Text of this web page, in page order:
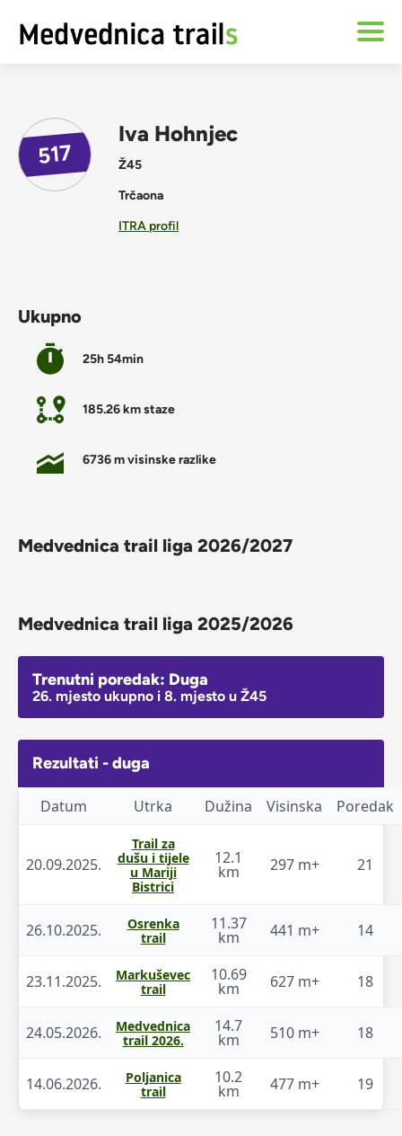
517
Iva Hohnjec
Ž45
Trčaona
ITRA profil
Ukupno
25h 54min
185.26 km staze
6736 m visinske razlike
Medvednica trail liga 2026/2027
Medvednica trail liga 2025/2026
Trenutni poredak: Duga
26. mjesto ukupno i 8. mjesto u Ž45
Rezultati - duga
Datum Utrka Dužina Visinska Poredak
20.09.2025.
Trail za
dušu i tijele
u Mariji
Bistrici
12.1
km 297 m+ 21
26.10.2025.
Osrenka
trail
11.37
km 441 m+ 14
23.11.2025.
Markuševec
trail
10.69
km 627 m+ 18
24.05.2026.
Medvednica
trail 2026.
14.7
km 510 m+ 18
14.06.2026.
Poljanica
trail
10.2
km 477 m+ 19